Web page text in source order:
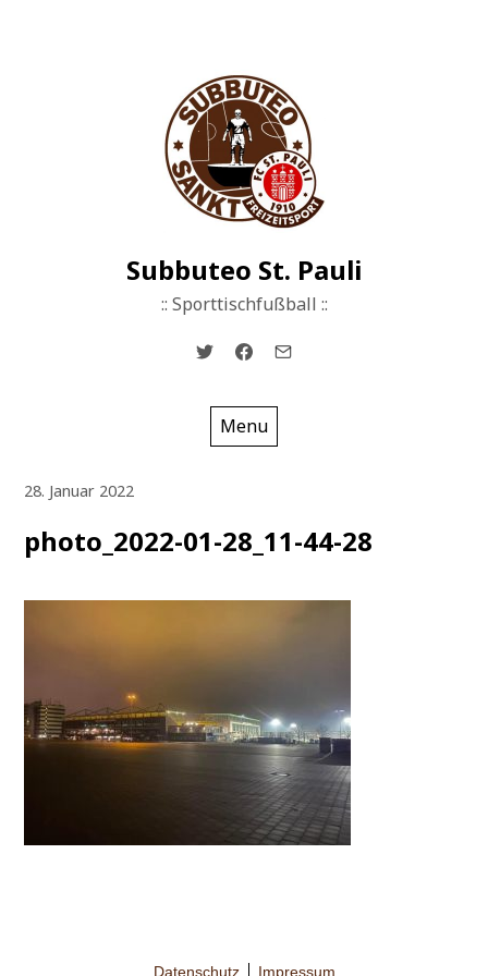
Subbuteo St. Pauli
:: Sporttischfußball ::
Menu
28. Januar 2022
photo_2022-01-28_11-44-28
Datenschutz Impressum